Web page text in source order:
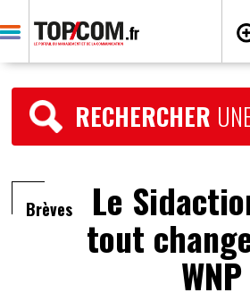
RECHERCHER
Brèves Le
tout
WNP